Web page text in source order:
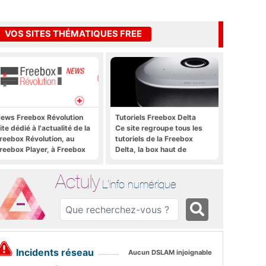
VOS SITES THÉMATIQUES FREE
Freebox Révolution
dédié à l'actualité de la
Révolution, au
Player, à Freebox
Tutoriels Freebox Delta
Ce site regroupe tous les
tutoriels de la Freebox
Delta, la box haut de
Actuly L'info numérique
Incidents réseau Aucun DSLAM injoignable